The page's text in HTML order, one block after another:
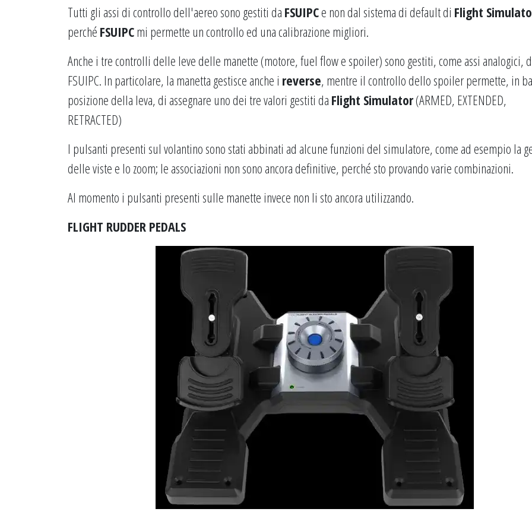
Tutti gli assi di controllo dell'aereo sono gestiti da FSUIPCe non dal sistema di default di Flight
perché FSUIPCmi permette un controllo ed una calibrazione migliori.
Anche i tre controlli delle leve delle manette (motore, fuel flow e spoiler) sono gestiti, come assi analogici,
FSUIPC. In particolare, la manetta gestisce anche i reverse, mentre il controllo dello spoiler permette, in
posizione della leva, di assegnare uno dei tre valori gestiti da Flight Simulator(ARMED, EXTENDED,
RETRACTED)
I pulsanti presenti sul volantino sono stati abbinati ad alcune funzioni del simulatore, come ad esempio la
delle viste e lo zoom; le associazioni non sono ancora definitive, perché sto provando varie combinazioni.
Al momento i pulsanti presenti sulle manette invece non li sto ancora utilizzando.
FLIGHT RUDDER PEDALS